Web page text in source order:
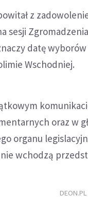
z
sesji
datę
Wschodniej.
oraz w
organu
nie wchodzą